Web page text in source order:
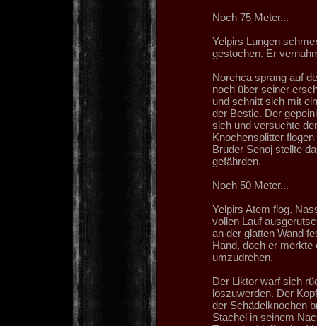
Noch 75 Meter...
Yelpirs Lungen
gestochen. Er
Norehca sprang auf
noch über seiner
und schnitt sich mit
der Bestie. Der
sich und versuchte
Knochensplitter
Bruder Senoj stellte
gefährden.
Noch 50 Meter...
Yelpirs Atem flog.
vollen Lauf
an der glatten Wand
Hand, doch er merkte
umzudrehen.
Der Liktor warf sich
loszuwerden. Der
der Schädelknochen
Stachel in seinem